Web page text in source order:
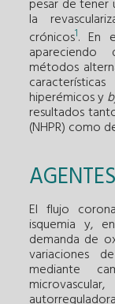
pesar de tener
la
crónicos1. En
apareciendo
métodos
hiperémicos y
resultados
(NHPR) como
El flujo
isquemia y,
demanda de
variaciones
mediante